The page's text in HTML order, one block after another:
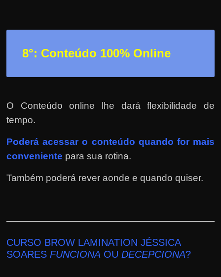
8°: Conteúdo 100% Online
O Conteúdo online lhe dará flexibilidade de
tempo.
Poderá acessar o conteúdo quando for mais
conveniente para sua rotina.
Também poderá rever aonde e quando quiser.
CURSO BROW LAMINATION JÉSSICA
SOARESFUNCIONA OUDECEPCIONA?